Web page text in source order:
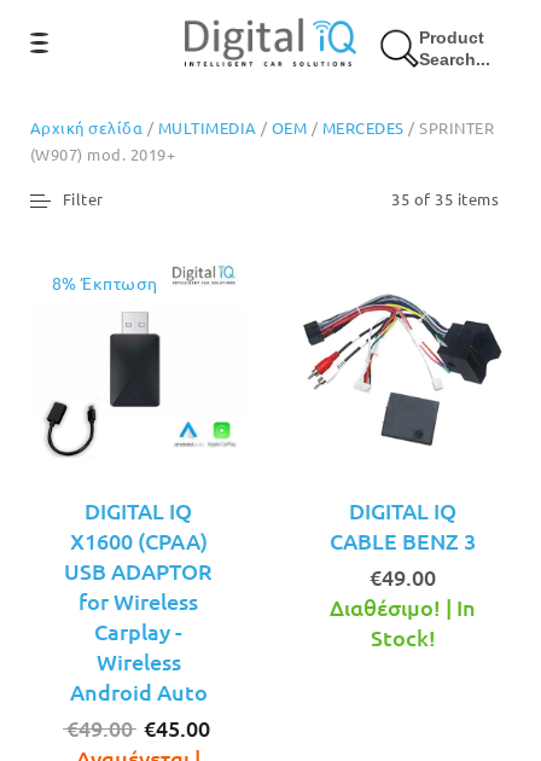
Product
Search...
Αρχική σελίδα / MULTIMEDIA / OEM / MERCEDES / SPRINTER
(W907) mod. 2019+
35 of 35 items
Filter
8% Έκπτωση
DIGITAL IQ
X1600 (CPAA)
USB ADAPTOR
for Wireless
Carplay -
Wireless
Android Auto
€49.00 Original
€45.00
DIGITAL IQ
CABLE BENZ 3
€49.00
Διαθέσιμο! | In
Stock!